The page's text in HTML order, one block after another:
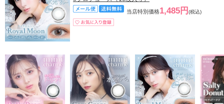
当店特別価格1,485円 (税込)